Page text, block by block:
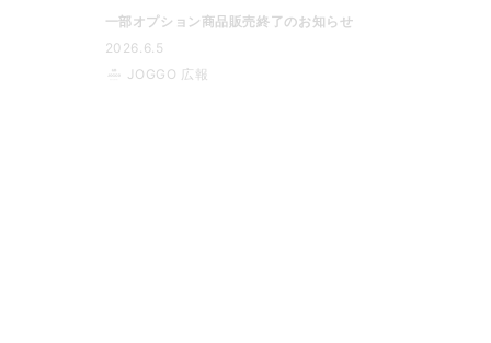
一部オプション商品販売終了のお知らせ
2026.6.5
JOGGO 広報